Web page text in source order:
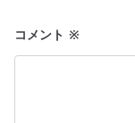
ン
コメント ※